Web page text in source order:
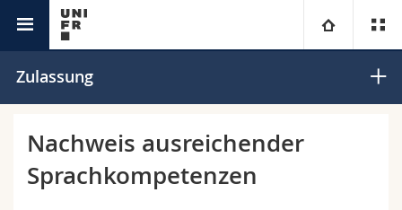
Universität
Campus
Theologische Fak.
Informationen für
Zulassung
Nachweis ausreichender
Sprachkompetenzen